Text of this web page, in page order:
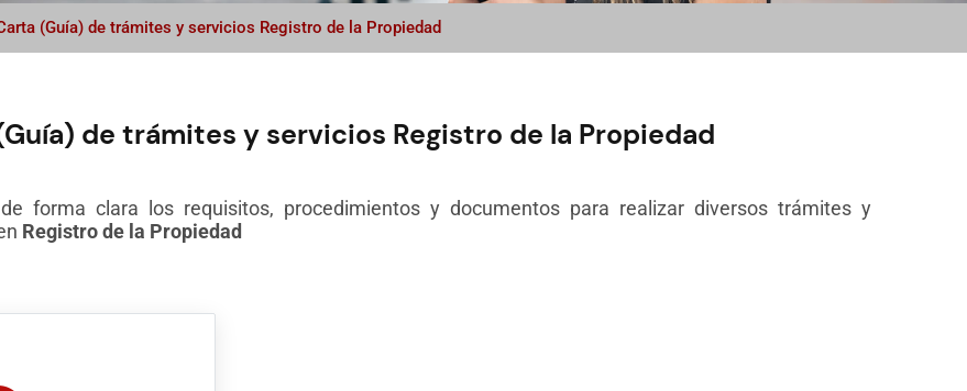
(Guía) de trámites y servicios Registro de la Propiedad
de trámites y servicios Registro de la Propiedad
forma clara los requisitos, procedimientos y documentos para realizar diversos trámites y
Registro de la Propiedad